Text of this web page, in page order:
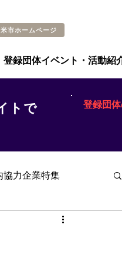
市ホームページ
登録団体イベント・活動紹
トで 登録団
協力企業特集